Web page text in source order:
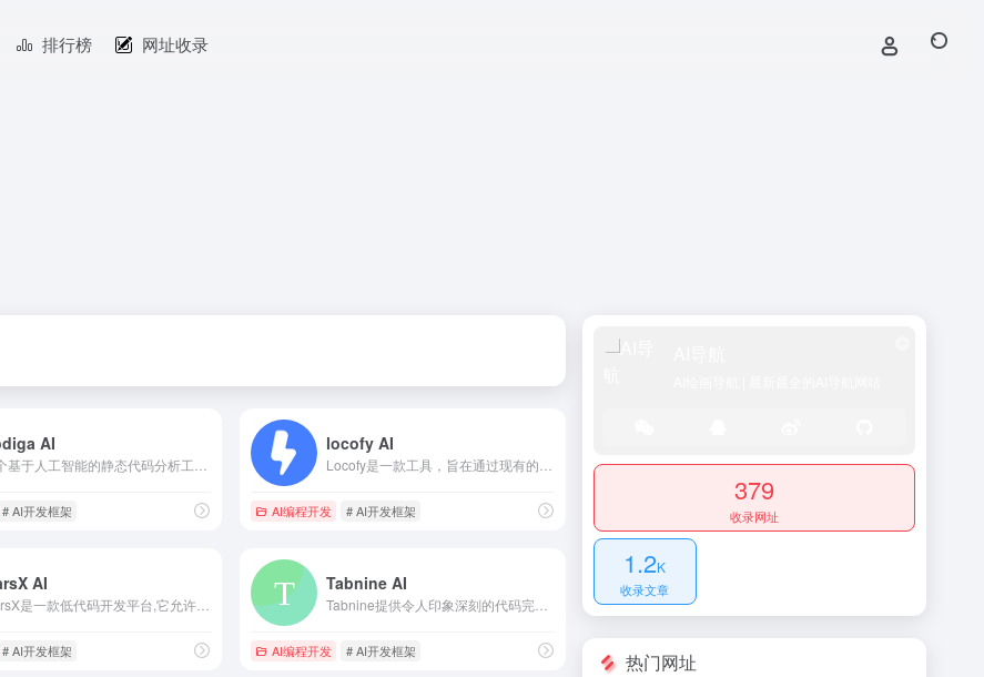
排行榜 网址收录
AI
# AI开发框架
locofy AI
AI编程开发 # AI开发框架
AI
# AI开发框架
Tabnine AI
Tabnine提供令人印象深刻的代码完成功能，有助于提高您的开发效率。它与大多数流行的现代IDE无缝协作。提高您的开发效率。
AI编程开发 # AI开发框架
379
收录网址
1.2K
收录文章
热门网址